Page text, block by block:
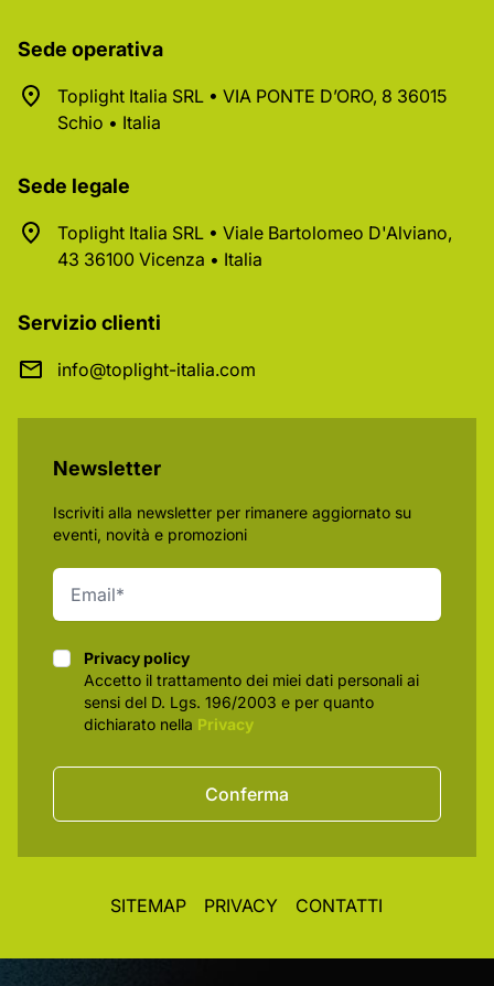
Sede operativa
Toplight Italia SRL • VIA PONTE D’ORO, 8 36015
Schio • Italia
Sede legale
Toplight Italia SRL • Viale Bartolomeo D'Alviano,
43 36100 Vicenza • Italia
Servizio clienti
info@toplight-italia.com
Newsletter
Iscriviti alla newsletter per rimanere aggiornato su
eventi, novità e promozioni
Privacy policy
Privacy policy
Accetto il trattamento dei miei dati personali ai
sensi del D. Lgs. 196/2003 e per quanto
dichiarato nella Privacy
Conferma
SITEMAP PRIVACY CONTATTI